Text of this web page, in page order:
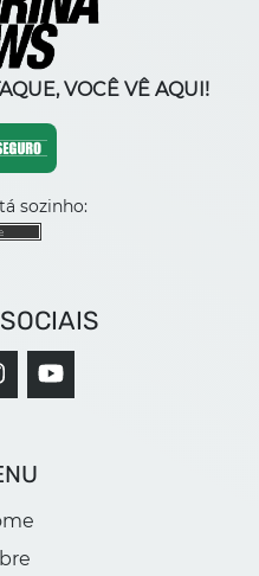
VOCÊ VÊ AQUI!
sozinho: